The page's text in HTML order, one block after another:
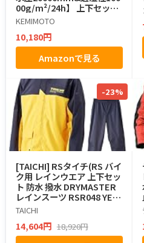
00g/m²/24h】 上下セット
レインスーツ メンズ バイク
用レインジャケット カッパ
通気口付き 取り外し式フー
ド 反射ストリップ 自転車 登
山 防水 雨具 KM1403 ブラッ
ク 3XL
KEMIMOTO
10,180円
Amazonで見る
-23%
[TAICHI] RSタイチ(RS バイ
ク用 レインウエア 上下セッ
ト 防水 撥水 DRYMASTER
レインスーツ RSR048 YELL
OW L
TAICHI
14,604円 18,920円